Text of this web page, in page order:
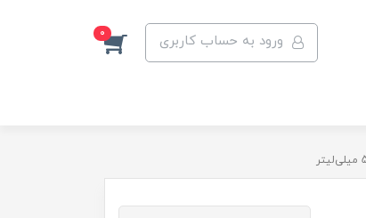
ورود به حساب کاربری 0